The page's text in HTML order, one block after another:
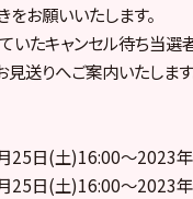
お願いいたします。
たキャンセル待ち当選
送りへご案内いたします
25日(土)16:00～2023
25日(土)16:00～2023